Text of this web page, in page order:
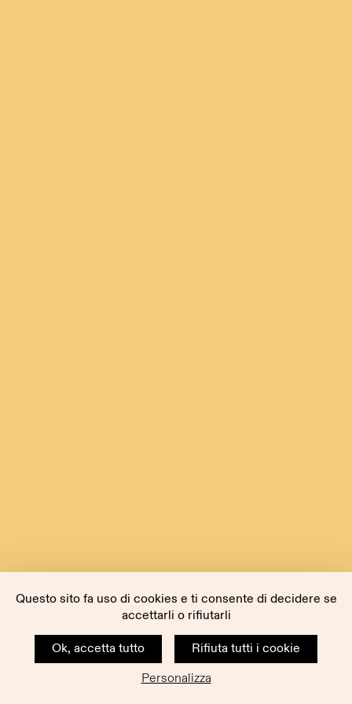
Questo sito fa uso di cookies e ti consente di decidere se
accettarli o rifiutarli
Ok, accetta tutto
Rifiuta tutti i cookie
Personalizza